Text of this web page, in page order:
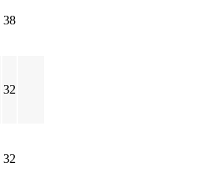
38
32
32